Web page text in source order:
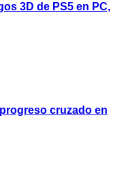
3D de PS5 en PC,
cruzado en